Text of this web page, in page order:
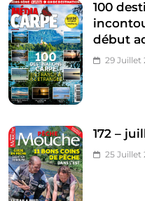
100
début
29 Juillet
172 –
25 Juillet